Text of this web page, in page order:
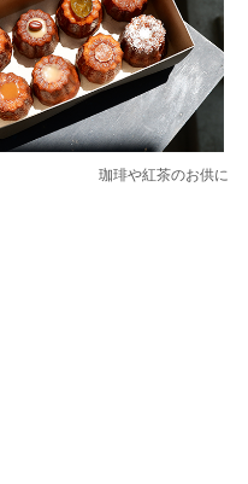
珈琲や紅茶のお供に